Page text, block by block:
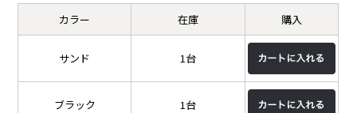
カラー 在庫 購入
サンド 1台
ブラック 1台